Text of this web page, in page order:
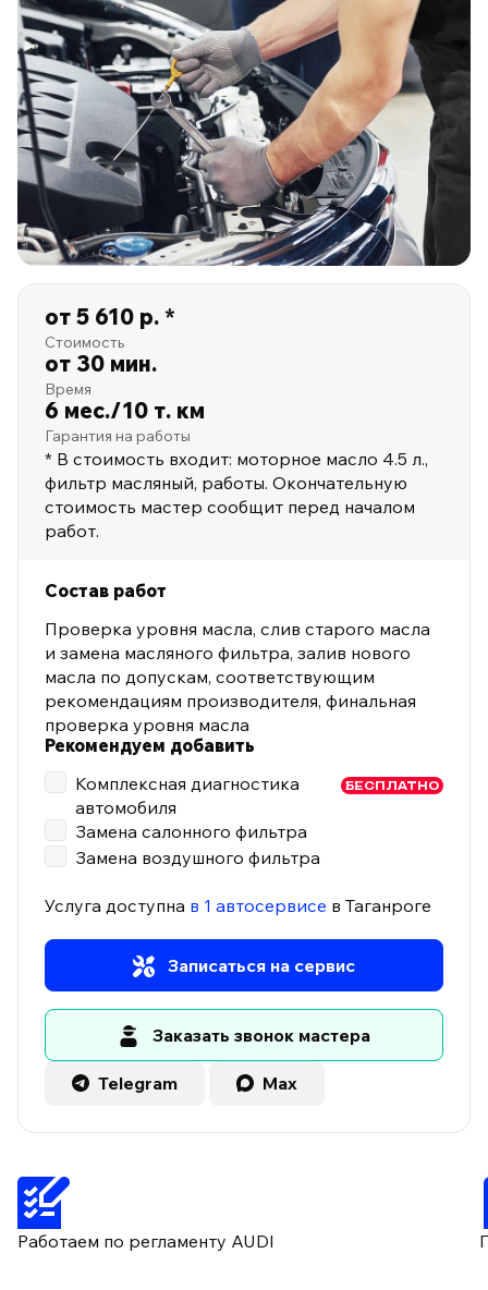
от 5 610 р. *
Стоимость
от 30 мин.
Время
6 мес./10 т. км
Гарантия на работы
* В стоимость входит: моторное масло 4.5 л.,
фильтр масляный, работы. Окончательную
стоимость мастер сообщит перед началом
работ.
Состав работ
Проверка уровня масла, слив старого масла
и замена масляного фильтра, залив нового
масла по допускам, соответствующим
рекомендациям производителя, финальная
проверка уровня масла
Рекомендуем добавить
БЕСПЛАТНО
Комплексная диагностика
автомобиля
Замена салонного фильтра
Замена воздушного фильтра
Услуга доступна в 1 автосервисе в Таганроге
Записаться на сервис
Заказать звонок мастера
Telegram Max
Работаем по регламенту AUDI